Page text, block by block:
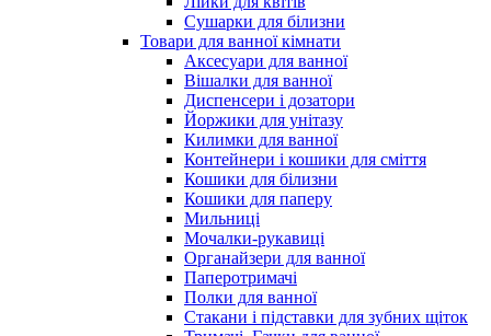
Сушарки для білизни
Товари для ванної кімнати
Аксесуари для ванної
Вішалки для ванної
Диспенсери і дозатори
Йоржики для унітазу
Килимки для ванної
Контейнери і кошики для сміття
Кошики для білизни
Кошики для паперу
Мильниці
Мочалки-рукавиці
Органайзери для ванної
Паперотримачі
Полки для ванної
Стакани і підставки для зубних щіток